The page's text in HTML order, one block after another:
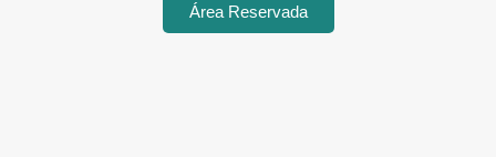
Área Reservada